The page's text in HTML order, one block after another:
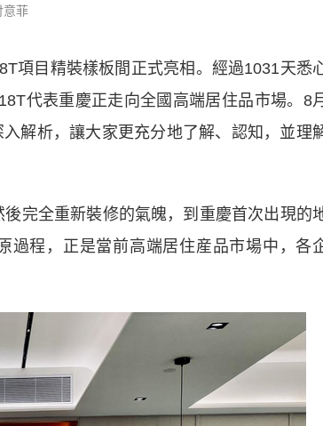
意菲
目精裝樣板間正式亮相。經過1031天悉
代表重慶正走向全國高端居住品市場。8
解析，讓大家更充分地了解、認知，並理
完全重新裝修的氣魄，到重慶首次出現的
過程，正是當前高端居住産品市場中，各